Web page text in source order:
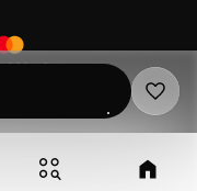
© 2026 نمشي. كل الحقوق محفوظة